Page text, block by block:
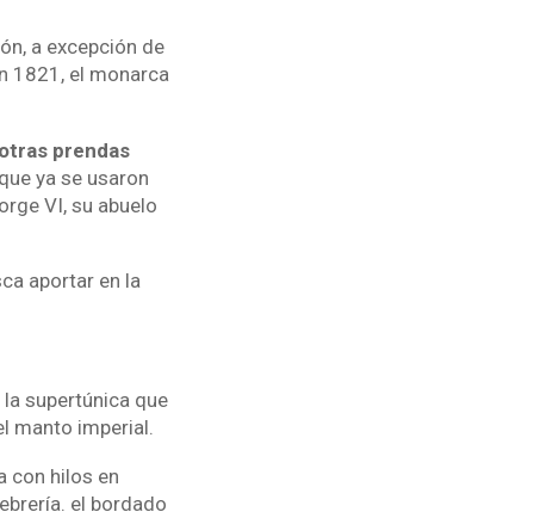
a excepción de
1821, el monarca
prendas
ya se usaron
VI, su abuelo
aportar en la
supertúnica que
manto imperial.
con hilos en
el bordado